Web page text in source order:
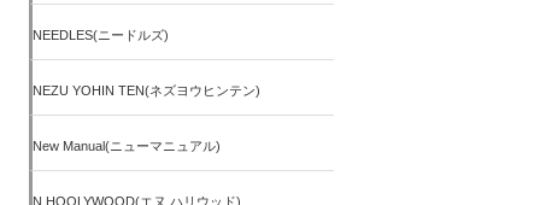
NEEDLES(ニードルズ)
NEZU YOHIN TEN(ネズヨウヒンテン)
New Manual(ニューマニュアル)
N.HOOLYWOOD(エヌ.ハリウッド)